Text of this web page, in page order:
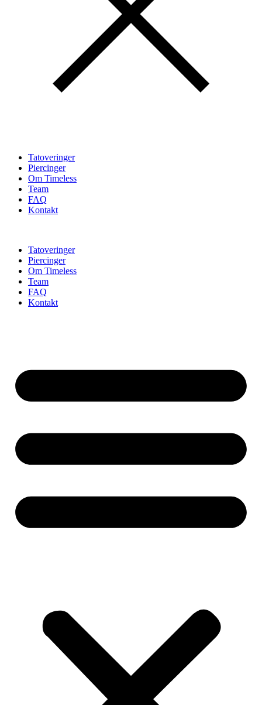
Tatoveringer
Piercinger
Om Timeless
Team
FAQ
Kontakt
Tatoveringer
Piercinger
Om Timeless
Team
FAQ
Kontakt